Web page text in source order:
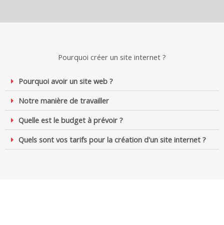
Pourquoi créer un site internet ?
Pourquoi avoir un site web ?
Notre manière de travailler
Quelle est le budget à prévoir ?
Quels sont vos tarifs pour la création d'un site internet ?